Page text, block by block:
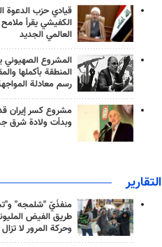
قيادي حزب الدعوة
الكفيشي يقرأ ملامح
العالمي الجديد
المشروع
المنطقة بأكملها
رسم معادلة
مشروع كسر إيران
وبدأت ولادة شرق
التقارير
منفذَيّ "شلمجه"
طريق الفيض
وحركة المرور لا